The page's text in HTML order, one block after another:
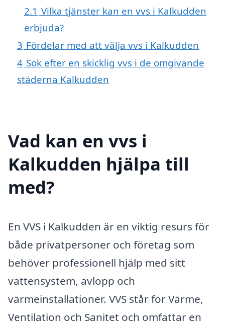
2.1 Vilka tjänster kan en vvs i Kalkudden
erbjuda?
3 Fördelar med att välja vvs i Kalkudden
4 Sök efter en skicklig vvs i de omgivande
städerna Kalkudden
Vad kan en vvs i
Kalkudden hjälpa till
med?
En VVS i Kalkudden är en viktig resurs för
både privatpersoner och företag som
behöver professionell hjälp med sitt
vattensystem, avlopp och
värmeinstallationer. VVS står för Värme,
Ventilation och Sanitet och omfattar en